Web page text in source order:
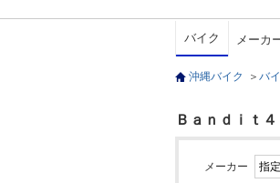
バイク メーカ
沖縄バイク ＞ バ
Ｂａｎｄｉｔ
メーカー